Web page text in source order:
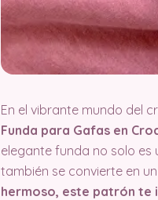
En el vibrante mundo del
Funda para Gafas en
elegante funda no solo
también se convierte en
hermoso, este patrón te